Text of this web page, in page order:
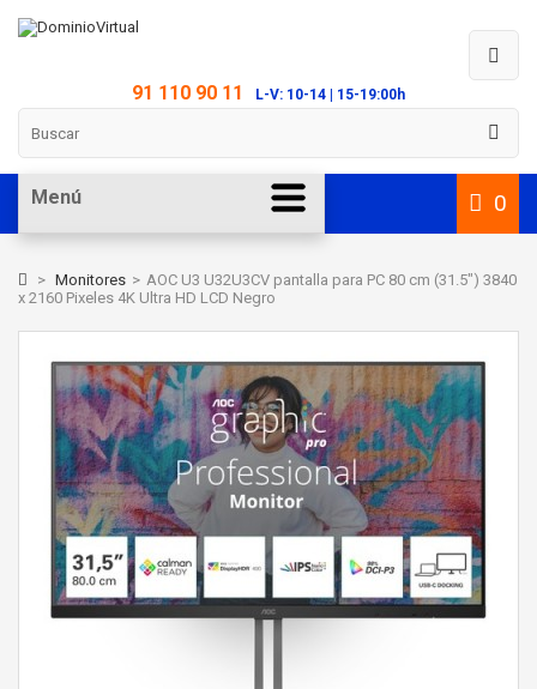
91 110 90 11 L-V: 10-14 | 15-19:00h
0
Menú
> Monitores > AOC U3 U32U3CV pantalla para PC 80 cm (31.5") 3840
x 2160 Pixeles 4K Ultra HD LCD Negro